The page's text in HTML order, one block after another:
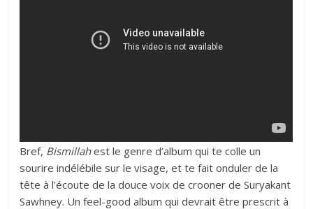
Bref, Bismillahest le genre d’album qui te colle un
sourire indélébile sur le visage, et te fait onduler de la
tête à l’écoute de la douce voix de crooner de Suryakant
Sawhney. Un feel-good album qui devrait être prescrit à